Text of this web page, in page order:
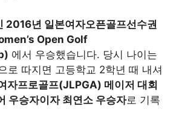
2016년 일본여자오픈골프선수권
Open Golf
에서 우승했습니다. 당시 나이는
로 따지면 고등학교 2학년 때 내셔
자프로골프(JLPGA) 메이저 대회
우승자이자 최연소 우승자로 기록